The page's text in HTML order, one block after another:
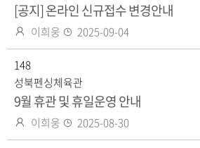
[공지] 온라인 신규접수 변경안내
작
성
자
이희웅
등
록
2025-09-04
148
성북펜싱체육관
9월 휴관 및 휴일운영 안내
작
성
이희웅
등
록
2025-08-30